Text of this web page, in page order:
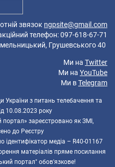
звязок ngpsite@gmail.com
телефон: 097-618-67-71
Грушевського 40
Ми на Twitter
Ми на YouTube
Ми вTelegram
з питань телебачення та
10.08.2023 року
зареєстровано як ЗМІ,
до Реєстру
ідентифікатор медіа – R40-01167
матеріалів пряме посилання
портал" обов'язкове!